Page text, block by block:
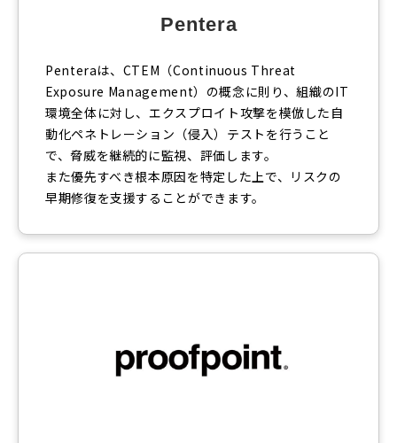
Pentera
Penteraは、CTEM（Continuous Threat
Exposure Management）の概念に則り、組織のIT
環境全体に対し、エクスプロイト攻撃を模倣した自
動化ペネトレーション（侵入）テストを行うこと
で、脅威を継続的に監視、評価します。
また優先すべき根本原因を特定した上で、リスクの
早期修復を支援することができます。